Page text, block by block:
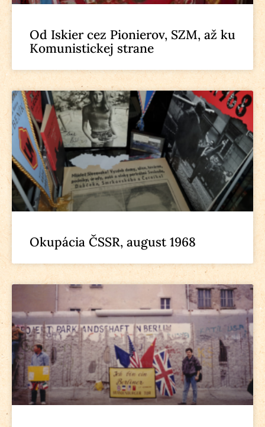
Od Iskier cez Pionierov, SZM, až ku
Komunistickej strane
Okupácia ČSSR, august 1968